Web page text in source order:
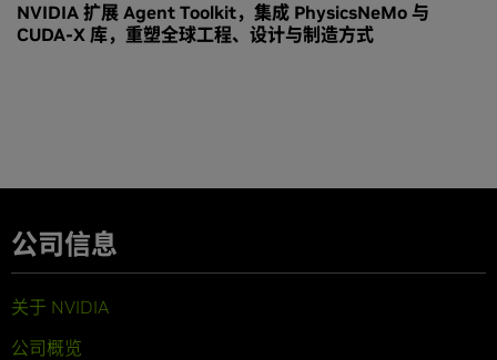
NVIDIA 扩展 Agent Toolkit，集成 PhysicsNeMo 与
CUDA-X 库，重塑全球工程、设计与制造方式
公司信息
关于 NVIDIA
公司概览